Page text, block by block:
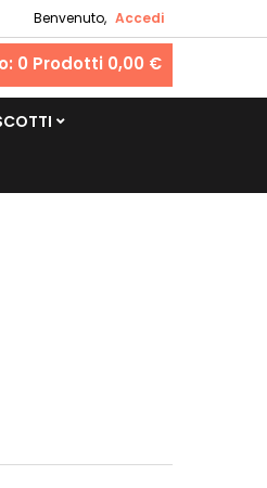
Benvenuto, Accedi
0 Prodotti 0,00 €